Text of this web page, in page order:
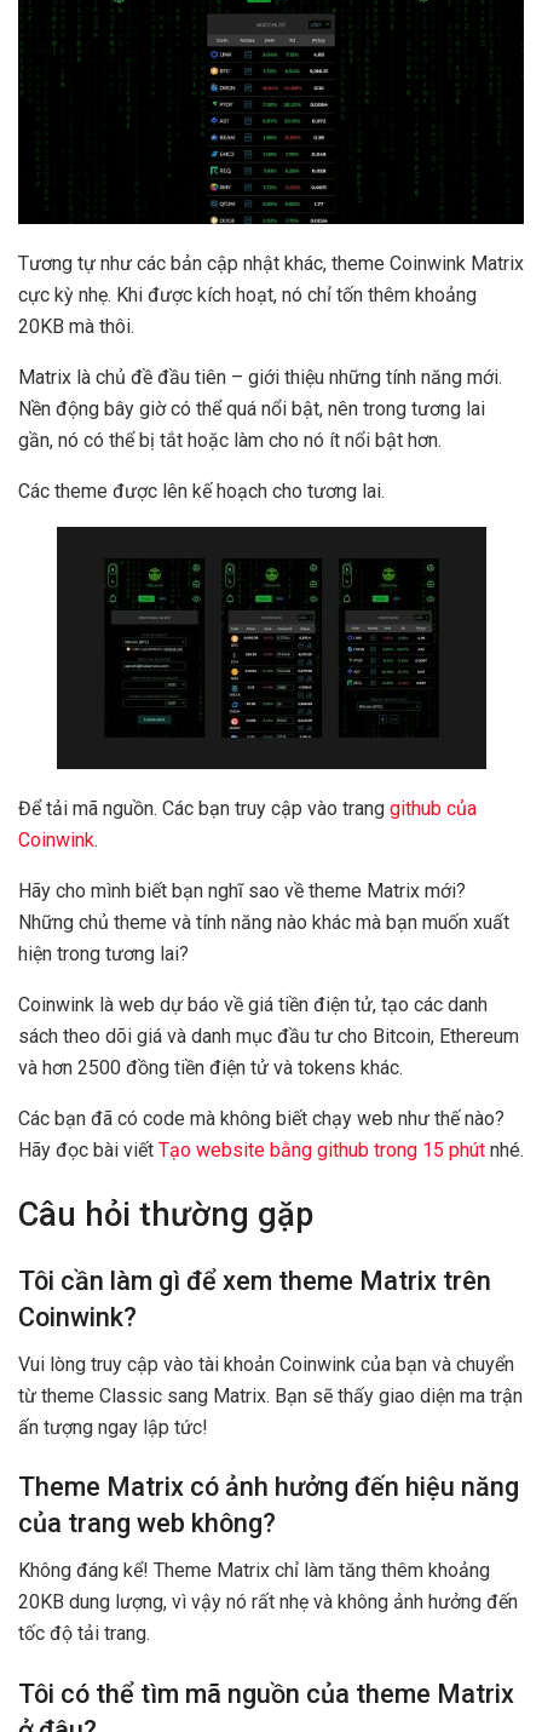
Tương tự như các bản cập nhật khác, theme Coinwink Matrix
cực kỳ nhẹ. Khi được kích hoạt, nó chỉ tốn thêm khoảng
20KB mà thôi.
Matrix là chủ đề đầu tiên – giới thiệu những tính năng mới.
Nền động bây giờ có thể quá nổi bật, nên trong tương lai
gần, nó có thể bị tắt hoặc làm cho nó ít nổi bật hơn.
Các theme được lên kế hoạch cho tương lai.
Để tải mã nguồn. Các bạn truy cập vào trang github của
Coinwink.
Hãy cho mình biết bạn nghĩ sao về theme Matrix mới?
Những chủ theme và tính năng nào khác mà bạn muốn xuất
hiện trong tương lai?
Coinwink là web dự báo về giá tiền điện tử, tạo các danh
sách theo dõi giá và danh mục đầu tư cho Bitcoin, Ethereum
và hơn 2500 đồng tiền điện tử và tokens khác.
Các bạn đã có code mà không biết chạy web như thế nào?
Hãy đọc bài viết Tạo website bằng github trong 15 phút nhé.
Câu hỏi thường gặp
Tôi cần làm gì để xem theme Matrix trên
Coinwink?
Vui lòng truy cập vào tài khoản Coinwink của bạn và chuyển
từ theme Classic sang Matrix. Bạn sẽ thấy giao diện ma trận
ấn tượng ngay lập tức!
Theme Matrix có ảnh hưởng đến hiệu năng
của trang web không?
Không đáng kể! Theme Matrix chỉ làm tăng thêm khoảng
20KB dung lượng, vì vậy nó rất nhẹ và không ảnh hưởng đến
tốc độ tải trang.
Tôi có thể tìm mã nguồn của theme Matrix